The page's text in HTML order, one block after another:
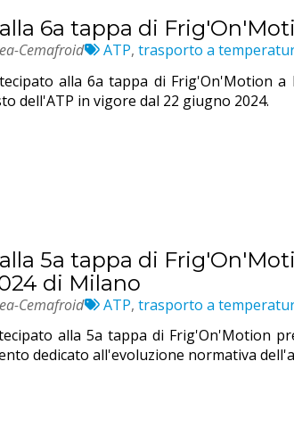
6a tappa di
Cemafroid Etichette:
ATP, trasporto a
alla 6a tappa di Frig'On'Motion
dell'ATP in vigore dal 22 giugno 2024.
5a tappa di
di Milano
Cemafroid Etichette:
ATP, trasporto a
alla 5a tappa di Frig'On'Motion
dedicato all'evoluzione normativa